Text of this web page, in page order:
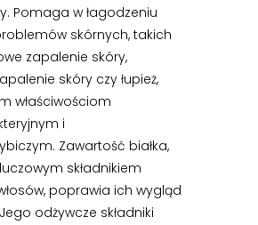
Pomaga w łagodzeniu
skórnych, takich
zapalenie skóry,
skóry czy łupież,
właściwościom
i
Zawartość białka,
składnikiem
poprawia ich wygląd
odżywcze składniki